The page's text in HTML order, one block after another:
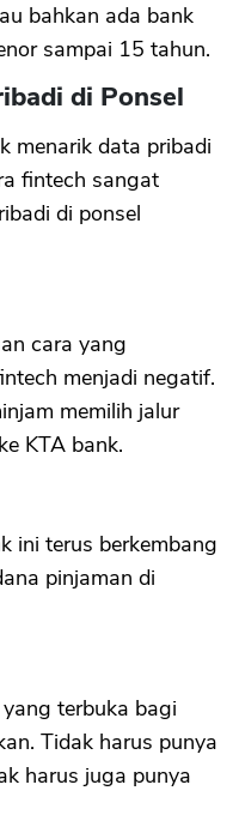
bahkan ada bank
sampai 15 tahun.
di Ponsel
menarik data pribadi
fintech sangat
di ponsel
cara yang
menjadi negatif.
memilih jalur
KTA bank.
ini terus berkembang
pinjaman di
terbuka bagi
Tidak harus punya
harus juga punya